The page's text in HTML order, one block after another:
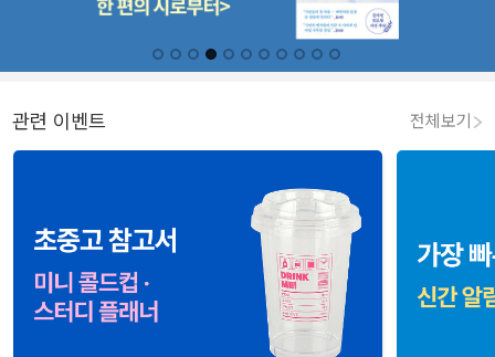
관련 이벤트 전체보기